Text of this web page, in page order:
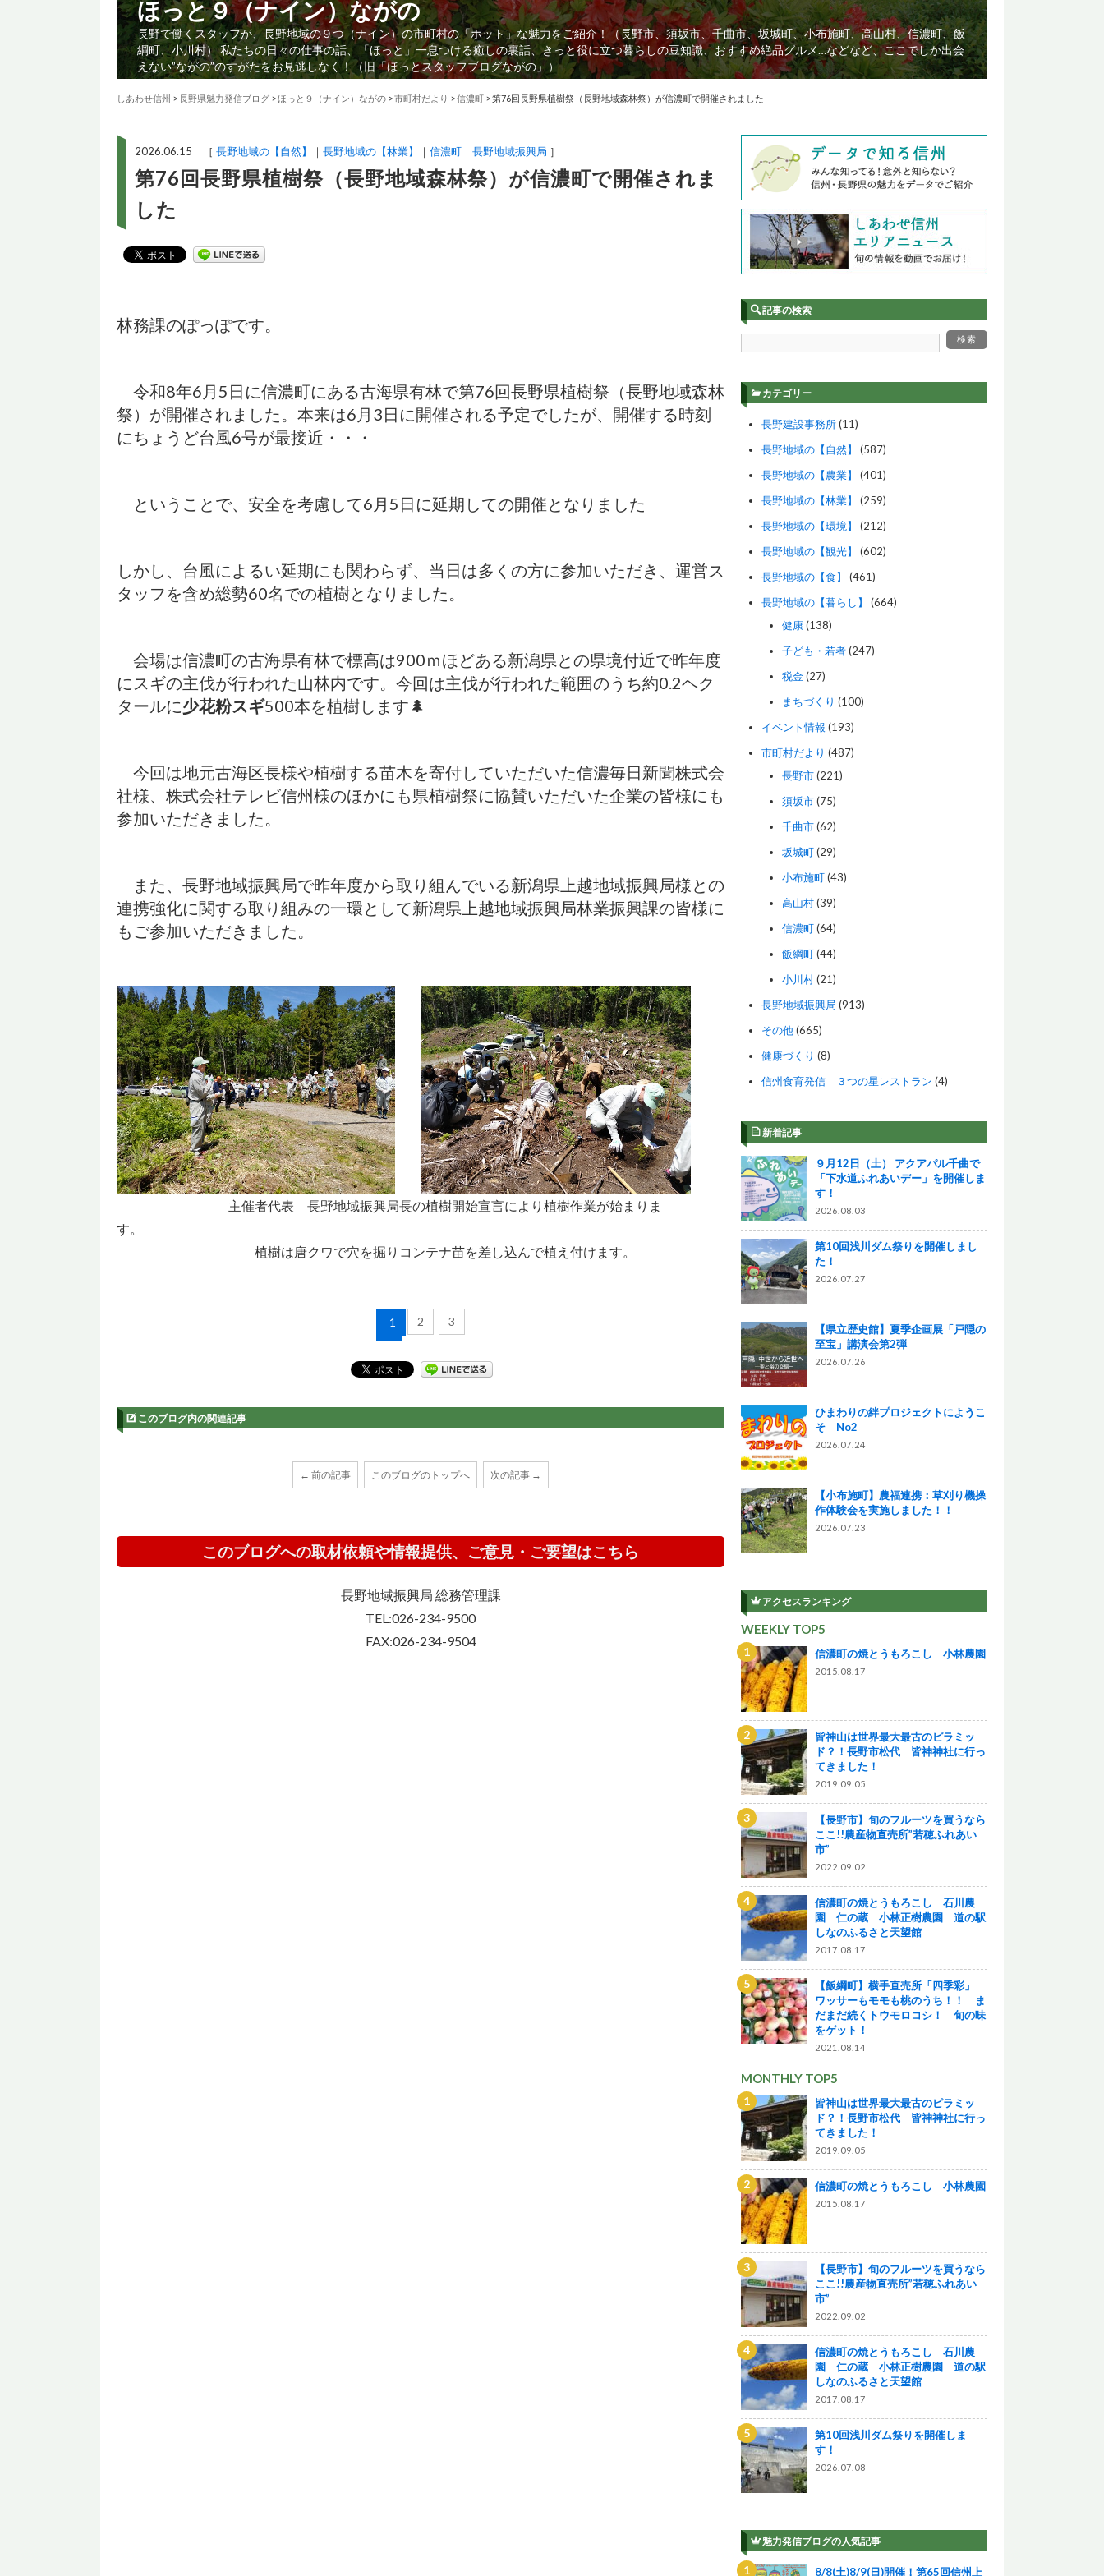
ほっと９（ナイン）ながの
長野で働くスタッフが、長野地域の９つ（ナイン）の市町村の「ホット」な魅力をご紹介！（長野市、須坂市、千曲市、坂城町、小布施町、高山村、信濃町、飯
綱町、小川村） 私たちの日々の仕事の話、「ほっと」一息つける癒しの裏話、きっと役に立つ暮らしの豆知識、おすすめ絶品グルメ…などなど、ここでしか出会
えない”ながの”のすがたをお見逃しなく！（旧「ほっとスタッフブログながの」）
しあわせ信州 >長野県魅力発信ブログ >ほっと９（ナイン）ながの >市町村だより >信濃町 >第76回長野県植樹祭（長野地域森林祭）が信濃町で開催されました
2026.06.15 ［ 長野地域の【自然】 長野地域の【林業】 信濃町 長野地域振興局 ］
第76回長野県植樹祭（長野地域森林祭）が信濃町で開催されま
した
林務課のぽっぽです。
令和8年6月5日に信濃町にある古海県有林で第76回長野県植樹祭（長野地域森林
祭）が開催されました。本来は6月3日に開催される予定でしたが、開催する時刻
にちょうど台風6号が最接近・・・
ということで、安全を考慮して6月5日に延期しての開催となりました
しかし、台風によるい延期にも関わらず、当日は多くの方に参加いただき、運営ス
タッフを含め総勢60名での植樹となりました。
会場は信濃町の古海県有林で標高は900ｍほどある新潟県との県境付近で昨年度
にスギの主伐が行われた山林内です。今回は主伐が行われた範囲のうち約0.2ヘク
タールに少花粉スギ500本を植樹します🌲
今回は地元古海区長様や植樹する苗木を寄付していただいた信濃毎日新聞株式会
社様、株式会社テレビ信州様のほかにも県植樹祭に協賛いただいた企業の皆様にも
参加いただきました。
また、長野地域振興局で昨年度から取り組んでいる新潟県上越地域振興局様との
連携強化に関する取り組みの一環として新潟県上越地域振興局林業振興課の皆様に
もご参加いただきました。
主催者代表 長野地域振興局長の植樹開始宣言により植樹作業が始まりま
す。
植樹は唐クワで穴を掘りコンテナ苗を差し込んで植え付けます。
1 2 3
このブログ内の関連記事
← 前の記事 このブログのトップへ 次の記事 →
このブログへの取材依頼や情報提供、ご意見・ご要望はこちら
長野地域振興局 総務管理課
TEL:026-234-9500
FAX:026-234-9504
記事の検索
カテゴリー
長野建設事務所(11)
長野地域の【自然】
(587)
長野地域の【農業】
(401)
長野地域の【林業】
(259)
長野地域の【環境】
(212)
長野地域の【観光】
(602)
長野地域の【食】
(461)
長野地域の【暮らし】
(664)
健康(138)
子ども・若者(247)
税金(27)
まちづくり (100)
イベント情報 (193)
市町村だより (487)
長野市(221)
須坂市(75)
千曲市(62)
坂城町(29)
小布施町(43)
高山村(39)
信濃町(64)
飯綱町(44)
小川村(21)
長野地域振興局 (913)
その他(665)
健康づくり (8)
信州食育発信 ３つの星レストラン (4)
新着記事
９月12日（土） アクアパル千曲で
「下水道ふれあいデー」を開催しま
す！
2026.08.03
第10回浅川ダム祭りを開催しまし
た！
2026.07.27
【県立歴史館】夏季企画展「戸隠の
至宝」講演会第2弾
2026.07.26
ひまわりの絆プロジェクトにようこ
そ No2
2026.07.24
【小布施町】農福連携：草刈り機操
作体験会を実施しました！！
2026.07.23
アクセスランキング
WEEKLY TOP5
信濃町の焼とうもろこし 小林農園
2015.08.17
皆神山は世界最大最古のピラミッ
ド？！長野市松代 皆神神社に行っ
てきました！
2019.09.05
【長野市】旬のフルーツを買うなら
ここ!!農産物直売所”若穂ふれあい
市”
2022.09.02
信濃町の焼とうもろこし 石川農
園 仁の蔵 小林正樹農園 道の駅
しなのふるさと天望館
2017.08.17
【飯綱町】横手直売所「四季彩」
ワッサーもモモも桃のうち！！ ま
だまだ続くトウモロコシ！ 旬の味
をゲット！
2021.08.14
MONTHLY TOP5
皆神山は世界最大最古のピラミッ
ド？！長野市松代 皆神神社に行っ
てきました！
2019.09.05
信濃町の焼とうもろこし 小林農園
2015.08.17
【長野市】旬のフルーツを買うなら
ここ!!農産物直売所”若穂ふれあい
市”
2022.09.02
信濃町の焼とうもろこし 石川農
園 仁の蔵 小林正樹農園 道の駅
しなのふるさと天望館
2017.08.17
第10回浅川ダム祭りを開催しま
す！
2026.07.08
魅力発信ブログの人気記事
8/8(土)8/9(日)開催！第65回信州上